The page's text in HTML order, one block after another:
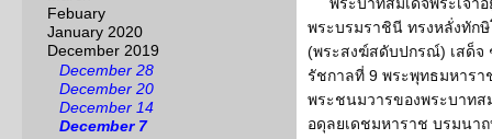
Febuary
January 2020
December 2019
December 28
December 20
December 14
December 7
พระบรมราชินี ทรงหลั่งทัก
(พระสงฆ์สดับปกรณ์) เสด็จ
รัชกาลที่ 9 พระพุทธมหาร
พระชนมวารของพระบาทส
อดุลยเดชมหาราช บรมนา